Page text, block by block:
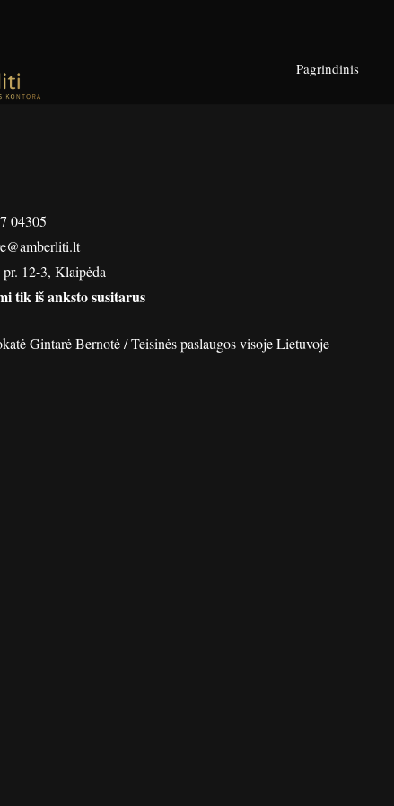
Pagrindinis
04305
12-3, Klaipėda
tik iš anksto susitarus
Gintarė Bernotė / Teisinės paslaugos visoje Lietuvoje